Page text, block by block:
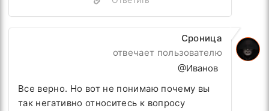
Сроница
отвечает пользователю
@Иванов
Все верно. Но вот не понимаю почему вы
так негативно относитесь к вопросу